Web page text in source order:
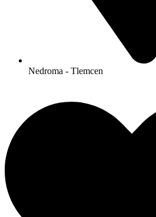
Nedroma - Tlemcen